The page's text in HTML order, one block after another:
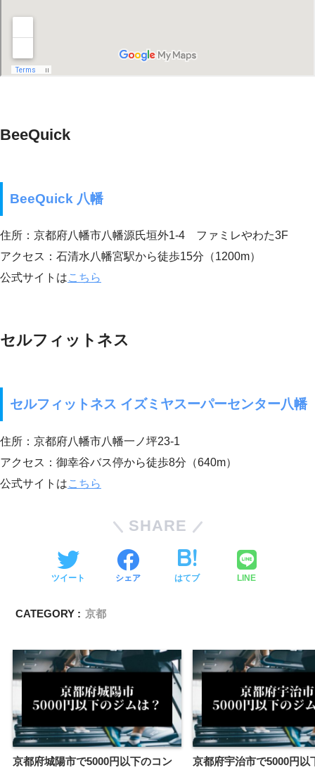
BeeQuick
BeeQuick 八幡
住所：京都府八幡市八幡源氏垣外1-4 ファミレやわた3F
アクセス：石清水八幡宮駅から徒歩15分（1200m）
公式サイトはこちら
セルフィットネス
セルフィットネス イズミヤスーパーセンター八幡
住所：京都府八幡市八幡一ノ坪23-1
アクセス：御幸谷バス停から徒歩8分（640m）
公式サイトはこちら
SHARE
ツイート シェア はてブ LINE
CATEGORY : 京都
京都府城陽市で5000円以下のコン
京都府宇治市で5000円以